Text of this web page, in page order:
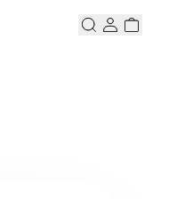
PretražiKorisnicki